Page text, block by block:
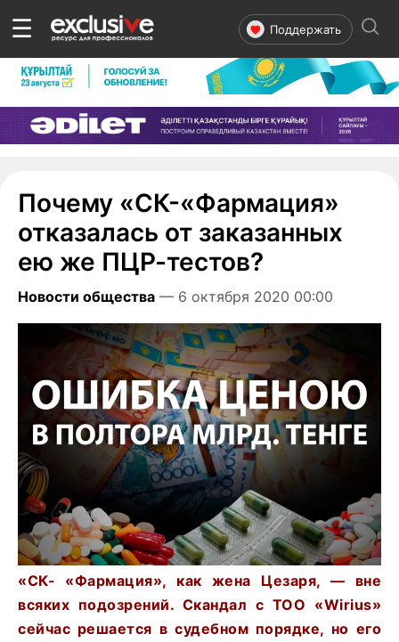
☰ Поддержать
Почему «СК-«Фармация»
отказалась от заказанных
ею же ПЦР-тестов?
Новости общества — 6 октября 2020 00:00
«СК- «Фармация», как жена Цезаря, — вне
всяких подозрений. Скандал с ТОО «Wirius»
сейчас решается в судебном порядке, но его